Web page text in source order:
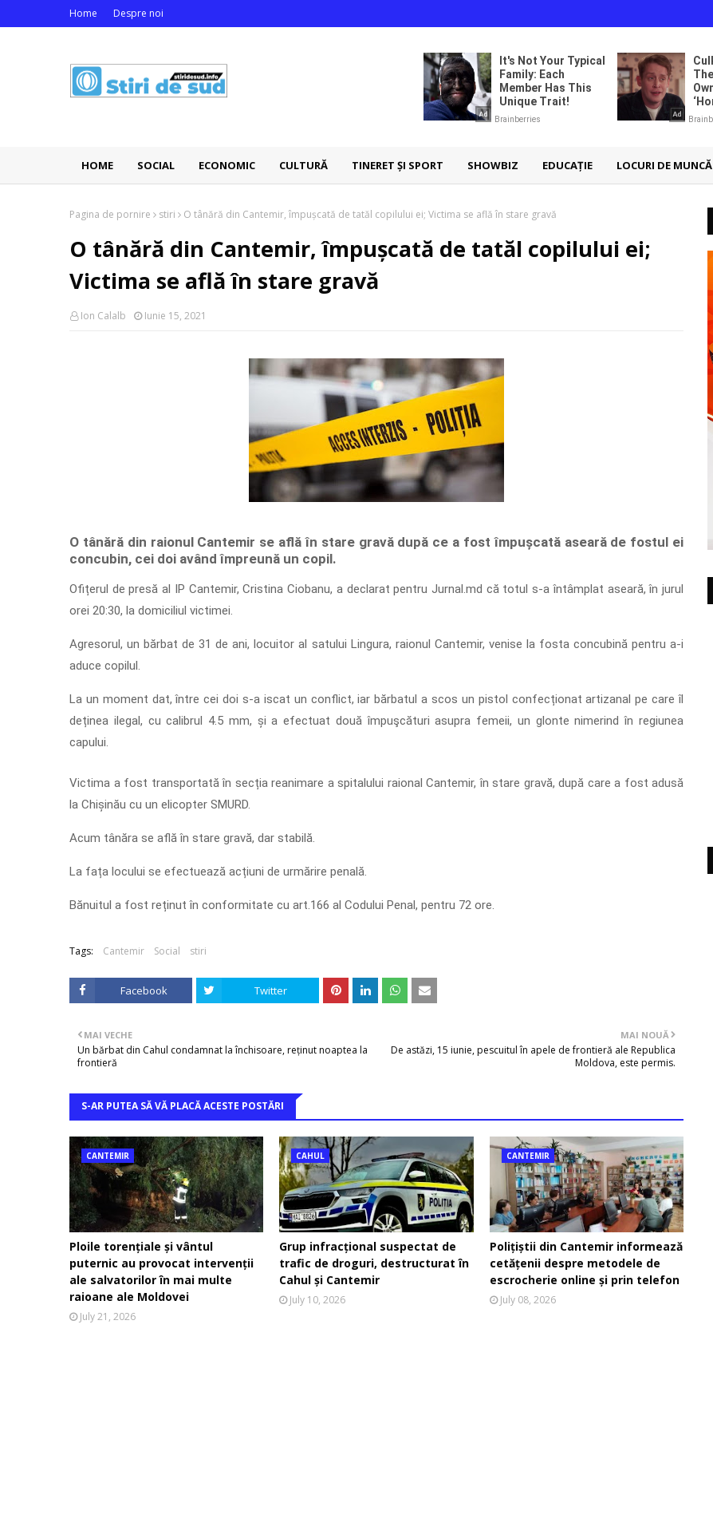
Home Despre noi
HOME SOCIAL ECONOMIC CULTURĂ TINERET ȘI SPORT SHOWBIZ EDUCAȚIE LOCURI DE MUNCĂ
Pagina de pornire stiri O tânără din Cantemir, împușcată de tatăl copilului ei; Victima se află în stare gravă
O tânără din Cantemir, împușcată de tatăl copilului ei;
Victima se află în stare gravă
Ion Calalb Iunie 15, 2021
O tânără din raionul Cantemir se află în stare gravă după ce a fost împușcată aseară de fostul ei
concubin, cei doi având împreună un copil.
Ofițerul de presă al IP Cantemir, Cristina Ciobanu, a declarat pentru Jurnal.md că totul s-a întâmplat aseară, în jurul
orei 20:30, la domiciliul victimei.
Agresorul, un bărbat de 31 de ani, locuitor al satului Lingura, raionul Cantemir, venise la fosta concubină pentru a-i
aduce copilul.
La un moment dat, între cei doi s-a iscat un conflict, iar bărbatul a scos un pistol confecționat artizanal pe care îl
deținea ilegal, cu calibrul 4.5 mm, și a efectuat două împuşcături asupra femeii, un glonte nimerind în regiunea
capului.
Victima a fost transportată în secția reanimare a spitalului raional Cantemir, în stare gravă, după care a fost adusă
la Chișinău cu un elicopter SMURD.
Acum tânăra se află în stare gravă, dar stabilă.
La fața locului se efectuează acțiuni de urmărire penală.
Bănuitul a fost reținut în conformitate cu art.166 al Codului Penal, pentru 72 ore.
Tags: Cantemir Social stiri
Facebook Twitter
MAI NOUĂ
De astăzi, 15 iunie, pescuitul în apele de frontieră ale Republica
Moldova, este permis.
MAI VECHE
Un bărbat din Cahul condamnat la închisoare, reținut noaptea la
frontieră
S-AR PUTEA SĂ VĂ PLACĂ ACESTE POSTĂRI
CANTEMIR
Ploile torențiale și vântul
puternic au provocat intervenții
ale salvatorilor în mai multe
raioane ale Moldovei
July 21, 2026
CAHUL
Grup infracțional suspectat de
trafic de droguri, destructurat în
Cahul și Cantemir
July 10, 2026
CANTEMIR
Polițiștii din Cantemir informează
cetățenii despre metodele de
escrocherie online și prin telefon
July 08, 2026